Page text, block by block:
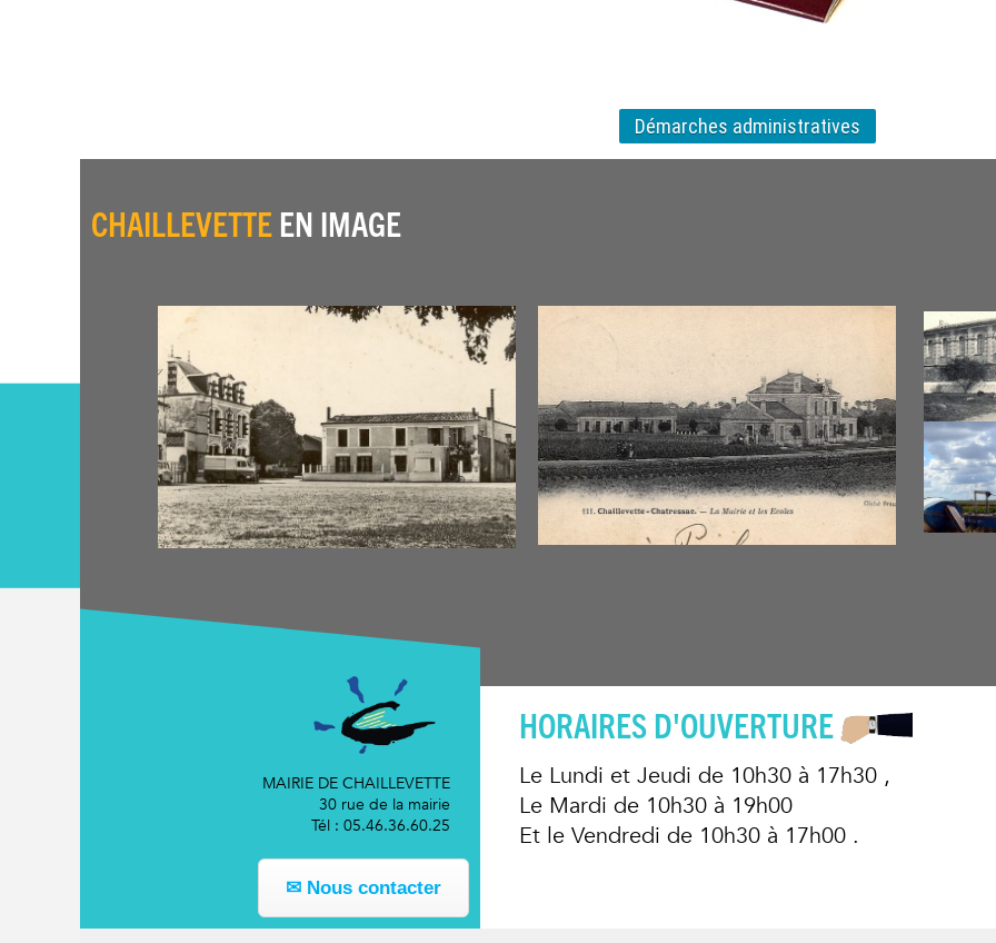
Démarches administratives
CHAILLEVETTE EN IMAGE
MAIRIE DE CHAILLEVETTE
30 rue de la mairie
Tél : 05.46.36.60.25
✉ Nous contacter
HORAIRES D'OUVERTURE
Le Lundi et Jeudi de 10h30 à 17h30 ,
Le Mardi de 10h30 à 19h00
Et le Vendredi de 10h30 à 17h00 .